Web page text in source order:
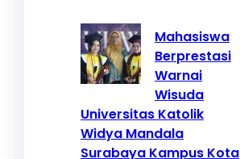
Mahasiswa
Berprestasi
Warnai
Wisuda
Universitas Katolik
Widya Mandala
Surabaya Kampus Kota